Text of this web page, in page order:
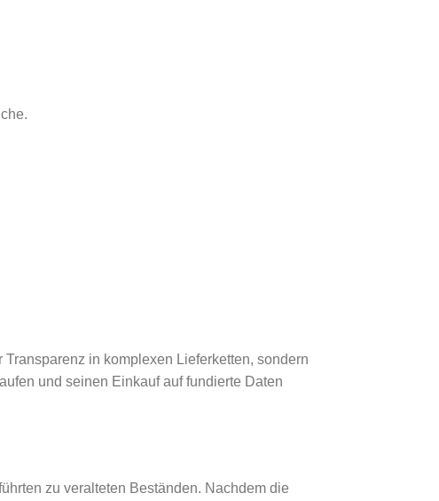
in komplexen Lieferketten, sondern
und seinen Einkauf auf fundierte Daten
zu veralteten Beständen. Nachdem die